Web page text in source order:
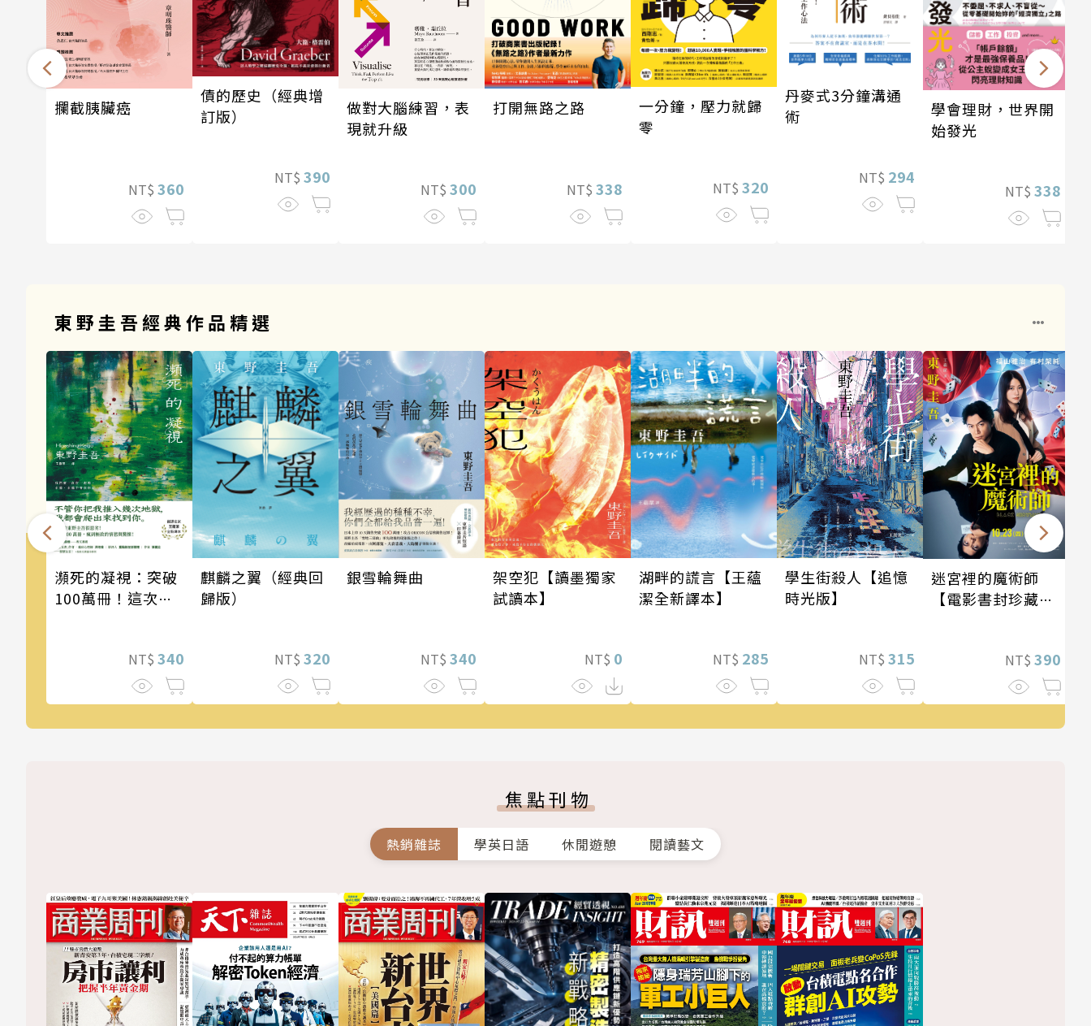
攔截胰臟癌
NT$ 360
債的歷史（經典增
訂版）
NT$ 390
做對大腦練習，表
現就升級
NT$ 300
打開無路之路
NT$ 338
一分鐘，壓力就歸
零
NT$ 320
丹麥式3分鐘溝通
術
NT$ 294
學會理財，世界開
始發光
NT$ 338
東野圭吾經典作品精選
瀕死的凝視：突破
100萬冊！這次的
NT$ 340
麒麟之翼（經典回
歸版）
NT$ 320
銀雪輪舞曲
NT$ 340
架空犯【讀墨獨家
試讀本】
NT$ 0
湖畔的謊言【王蘊
潔全新譯本】
NT$ 285
學生街殺人【追憶
時光版】
NT$ 315
迷宮裡的魔術師
【電影書封珍藏
NT$ 390
焦點刊物
熱銷雜誌 學英日語 休閒遊憩 閱讀藝文